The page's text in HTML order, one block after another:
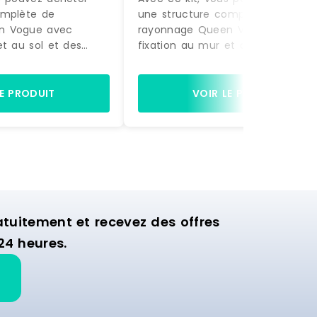
de
Vogue avec
au sol et des
être montée.
et de 2 bras
structure est
PRODUIT
une structure complète de
rayonnage Queen Vogue avec
fixation au mur et au sol et des
la photo, prête à être montée.
Equipée de 4 étagères et de 2
de suspension, cette structure
VOIR LE PRODUIT
et recevez des offres
heures.